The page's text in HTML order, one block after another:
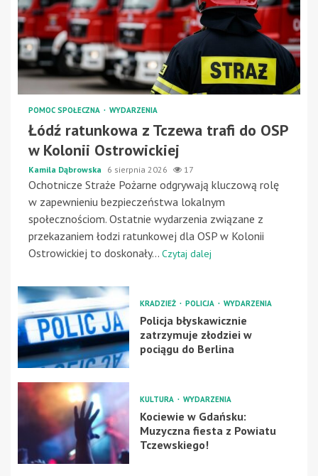
POMOC SPOŁECZNA WYDARZENIA
Łódź ratunkowa z Tczewa trafi do OSP
w Kolonii Ostrowickiej
Kamila Dąbrowska 6 sierpnia 2026 17
Ochotnicze Straże Pożarne odgrywają kluczową rolę
w zapewnieniu bezpieczeństwa lokalnym
społecznościom. Ostatnie wydarzenia związane z
przekazaniem łodzi ratunkowej dla OSP w Kolonii
Ostrowickiej to doskonały... Czytaj dalej
KRADZIEŻ POLICJA WYDARZENIA
Policja błyskawicznie
zatrzymuje złodziei w
pociągu do Berlina
KULTURA WYDARZENIA
Kociewie w Gdańsku:
Muzyczna fiesta z Powiatu
Tczewskiego!